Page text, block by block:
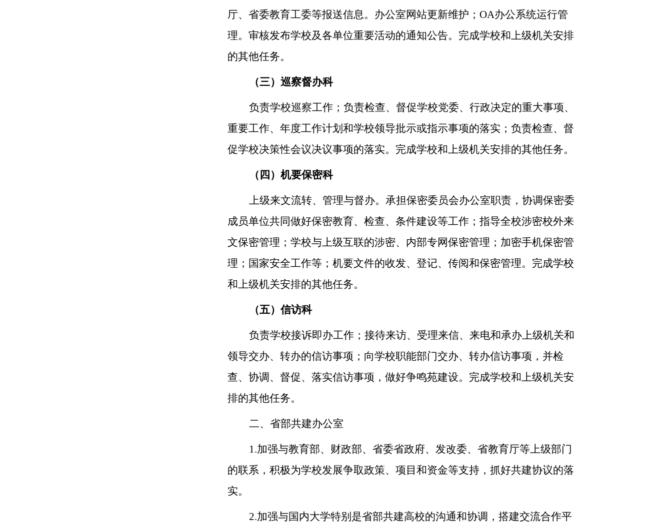
厅、省委教育工委等报送信息。办公室网站更新维护； OA办公系统运行管
理。审核发布学校及各单位重要活动的通知公告。完成学校和上级机关安排
的其他任务。
（三）巡察督办科
负责学校巡察工作；负责检查、督促学校党委、行政决定的重大事项、
重要工作、年度工作计划和学校领导批示或指示事项的落实；负责检查、督
促学校决策性会议决议事项的落实。完成学校和上级机关安排的其他任务。
（四）机要保密科
上级来文流转、管理与督办。承担保密委员会办公室职责，协调保密委
成员单位共同做好保密教育、检查、条件建设等工作；指导全校涉密校外来
文保密管理；学校与上级互联的涉密、内部专网保密管理；加密手机保密管
理；国家安全工作等；机要文件的收发、登记、传阅和保密管理。完成学校
和上级机关安排的其他任务。
（五）信访科
负责学校接诉即办工作；接待来访、受理来信、来电和承办上级机关和
领导交办、转办的信访事项；向学校职能部门交办、转办信访事项，并检
查、协调、督促、落实信访事项，做好争鸣苑建设。完成学校和上级机关安
排的其他任务。
二、省部共建办公室
1.加强与教育部、财政部、省委省政府、发改委、省教育厅等上级部门
的联系，积极为学校发展争取政策、项目和资金等支持，抓好共建协议的落
实。
2.加强与国内大学特别是省部共建高校的沟通和协调，搭建交流合作平